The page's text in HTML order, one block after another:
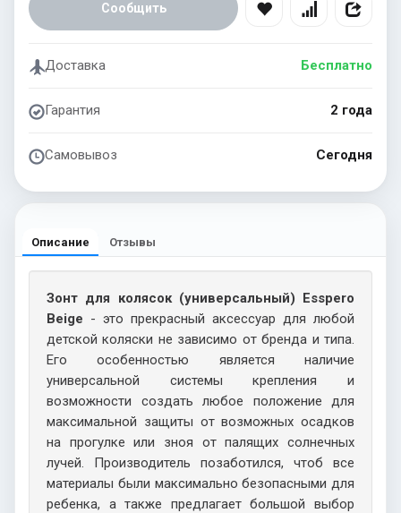
Сообщить
Доставка Бесплатно
Гарантия 2 года
Самовывоз Сегодня
Описание Отзывы
Зонт для колясок (универсальный) Esspero
Beige - это прекрасный аксессуар для любой
детской коляски не зависимо от бренда и типа.
Его особенностью является наличие
универсальной системы крепления и
возможности создать любое положение для
максимальной защиты от возможных осадков
на прогулке или зноя от палящих солнечных
лучей. Производитель позаботился, чтоб все
материалы были максимально безопасными для
ребенка, а также предлагает большой выбор